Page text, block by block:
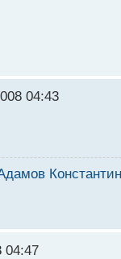
04:43
Константин
04:47